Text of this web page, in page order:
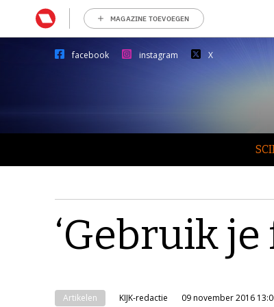
MAGAZINE TOEVOEGEN
facebook instagram X
‘Gebruik
Artikelen KIJK-redactie 09 november 2016